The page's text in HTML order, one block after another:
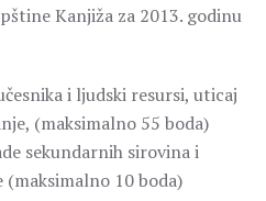
Kanjiža za 2013. godinu
i ljudski resursi, uticaj
(maksimalno 55 boda)
sekundarnih sirovina i
10 boda)